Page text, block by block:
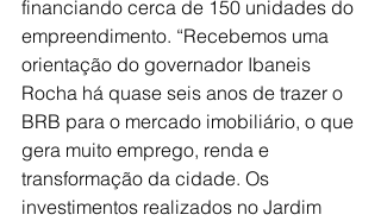
financiando cerca de 150 unidades do
empreendimento. “Recebemos uma
orientação do governador Ibaneis
Rocha há quase seis anos de trazer o
BRB para o mercado imobiliário, o que
gera muito emprego, renda e
transformação da cidade. Os
investimentos realizados no Jardim